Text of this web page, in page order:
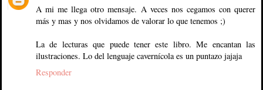
A mi me llega otro mensaje. A veces nos cegamos con querer
más y mas y nos olvidamos de valorar lo que tenemos ;)
La de lecturas que puede tener este libro. Me encantan las
ilustraciones. Lo del lenguaje cavernícola es un puntazo jajaja
Responder